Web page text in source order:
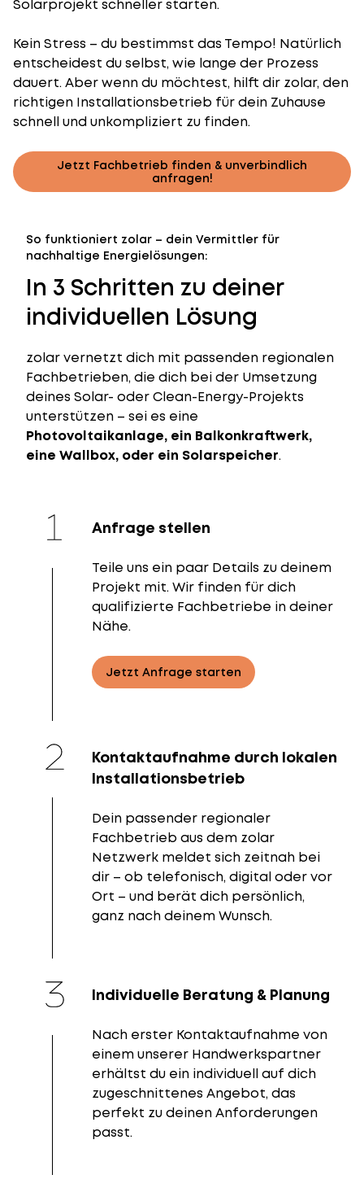
Solarprojekt schneller starten.
Kein Stress – du bestimmst das Tempo! Natürlich
entscheidest du selbst, wie lange der Prozess
dauert. Aber wenn du möchtest, hilft dir zolar, den
richtigen Installationsbetrieb für dein Zuhause
schnell und unkompliziert zu finden.
Jetzt Fachbetrieb finden & unverbindlich
anfragen!
So funktioniert zolar – dein Vermittler für
nachhaltige Energielösungen:
In 3 Schritten zu deiner
individuellen Lösung
zolar vernetzt dich mit passenden regionalen
Fachbetrieben, die dich bei der Umsetzung
deines Solar- oder Clean-Energy-Projekts
unterstützen – sei es eine
Photovoltaikanlage, ein Balkonkraftwerk,
eine Wallbox, oder ein Solarspeicher.
Anfrage stellen
Teile uns ein paar Details zu deinem
Projekt mit. Wir finden für dich
qualifizierte Fachbetriebe in deiner
Nähe.
Jetzt Anfrage starten
Kontaktaufnahme durch lokalen
Installationsbetrieb
Dein passender regionaler
Fachbetrieb aus dem zolar
Netzwerk meldet sich zeitnah bei
dir – ob telefonisch, digital oder vor
Ort – und berät dich persönlich,
ganz nach deinem Wunsch.
Individuelle Beratung & Planung
Nach erster Kontaktaufnahme von
einem unserer Handwerkspartner
erhältst du ein individuell auf dich
zugeschnittenes Angebot, das
perfekt zu deinen Anforderungen
passt.